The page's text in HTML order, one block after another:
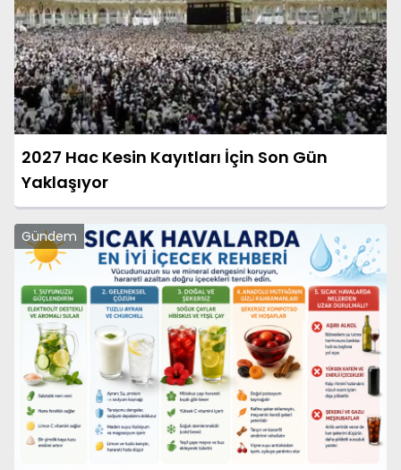
2027 Hac Kesin Kayıtları İçin Son Gün
Yaklaşıyor
Gündem